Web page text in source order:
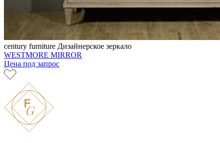
century furniture Дизайнерское зеркало
WESTMORE MIRROR
Цена под запрос